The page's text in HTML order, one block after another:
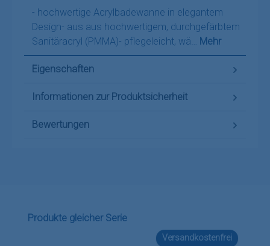
- hochwertige Acrylbadewanne in elegantem
Design- aus aus hochwertigem, durchgefärbtem
Sanitäracryl (PMMA)- pflegeleicht, wä…
Mehr
Eigenschaften
Informationen zur Produktsicherheit
Bewertungen
Produktgalerie überspringen
Produkte gleicher Serie
Versandkostenfrei